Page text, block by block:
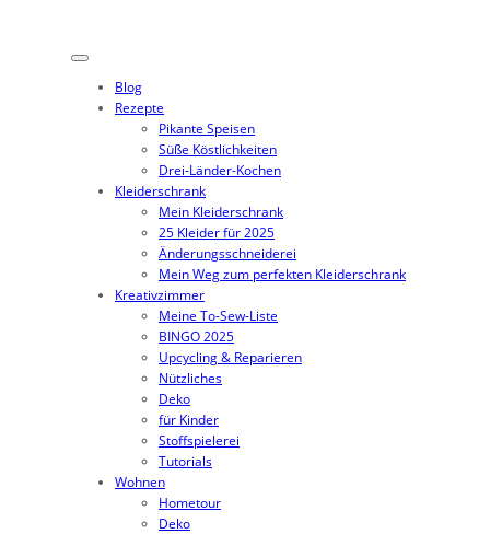
Blog
Rezepte
Pikante Speisen
Süße Köstlichkeiten
Drei-Länder-Kochen
Kleiderschrank
Mein Kleiderschrank
25 Kleider für 2025
Änderungsschneiderei
Mein Weg zum perfekten Kleiderschrank
Kreativzimmer
Meine To-Sew-Liste
BINGO 2025
Upcycling & Reparieren
Nützliches
Deko
für Kinder
Stoffspielerei
Tutorials
Wohnen
Hometour
Deko